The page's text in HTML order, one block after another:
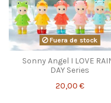
Fuera de stock
Sonny Angel I LOVE
DAY Series
20,00 €